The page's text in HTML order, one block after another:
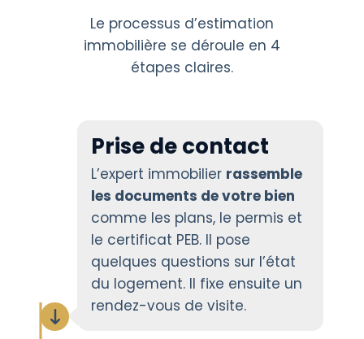
Le processus d’estimation
immobilière se déroule en 4
étapes claires.
Prise de contact
L’expert immobilier rassemble
les documents de votre bien
comme les plans, le permis et
le certificat PEB. Il pose
quelques questions sur l’état
du logement. Il fixe ensuite un
rendez-vous de visite.